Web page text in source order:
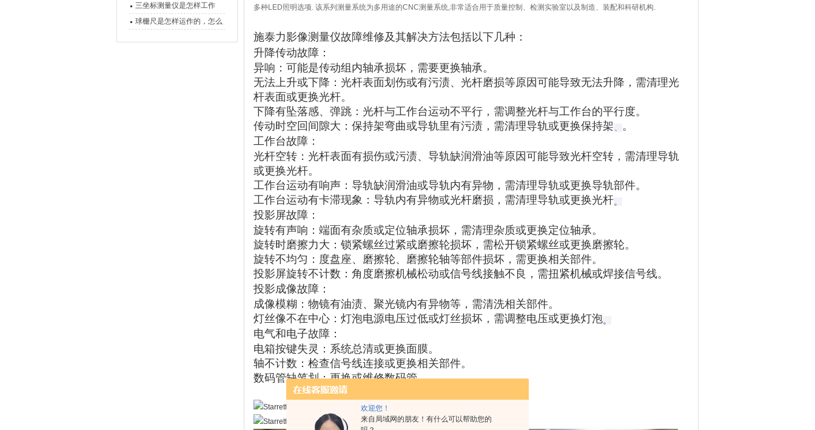
欢迎您！
来自局域网的朋友！有什么可以帮助您的
备工作？
三坐标测量仪是怎样工作
的，功能有什么优势？
球栅尺是怎样运作的，怎么
多种LED照明选项. 该系列测量系统为多用途的CNC测量系统,非常适合用于质量控制、检测实验室以及制造、装配和科研机构.
施泰力影像测量仪故障维修及其解决方法包括以下几种 ‌：
升降传动故障 ‌：
异响 ‌：可能是传动组内轴承损坏，需要更换轴承。
无法上升或下降 ‌：光杆表面划伤或有污渍、光杆磨损等原因可能导致无法升降，需清理光
杆表面或更换光杆。
下降有坠落感、弹跳 ‌：光杆与工作台运动不平行，需调整光杆与工作台的平行度。
传动时空回间隙大 ‌：保持架弯曲或导轨里有污渍，需清理导轨或更换保持架‌ 、
。
工作台故障 ‌：
光杆空转 ‌：光杆表面有损伤或污渍、导轨缺润滑油等原因可能导致光杆空转，需清理导轨
或更换光杆。
工作台运动有响声 ‌：导轨缺润滑油或导轨内有异物，需清理导轨或更换导轨部件。
工作台运动有卡滞现象 ‌：导轨内有异物或光杆磨损，需清理导轨或更换光杆‌。
投影屏故障 ‌：
旋转有声响 ‌：端面有杂质或定位轴承损坏，需清理杂质或更换定位轴承。
旋转时磨擦力大 ‌：锁紧螺丝过紧或磨擦轮损坏，需松开锁紧螺丝或更换磨擦轮。
旋转不均匀 ‌：度盘座、磨擦轮、磨擦轮轴等部件损坏，需更换相关部件。
投影屏旋转不计数 ‌：角度磨擦机械松动或信号线接触不良，需扭紧机械或焊接信号线‌。
投影成像故障 ‌：
成像模糊 ‌：物镜有油渍、聚光镜内有异物等，需清洗相关部件。
灯丝像不在中心 ‌：灯泡电源电压过低或灯丝损坏，需调整电压或更换灯泡‌。
电气和电子故障 ‌：
电箱按键失灵 ‌：系统总清或更换面膜。
轴不计数 ‌：检查信号线连接或更换相关部件。
数码管缺笔划‌：更换或维修数码管‌